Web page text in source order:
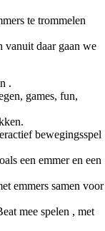
te trommelen
vanuit daar gaan we
.
games, fun,
bewegingsspel
een emmer en een
emmers samen voor
mee spelen , met